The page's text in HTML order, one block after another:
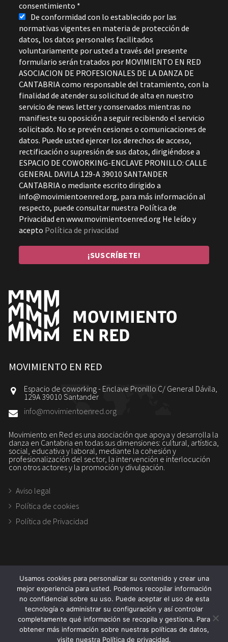
consentimiento *
De conformidad con lo establecido por las
normativas vigentes en materia de protección de
datos, los datos personales facilitados
voluntariamente por usted a través del presente
formulario serán tratados por MOVIMIENTO EN RED
ASOCIACION DE PROFESIONALES DE LA DANZA DE
CANTABRIA como responsable del tratamiento, con la
finalidad de atender su solicitud de alta en nuestro
servicio de news letter y conservados mientras no
manifieste su oposición a seguir recibiendo el servicio
solicitado. No se prevén cesiones o comunicaciones de
datos. Puede usted ejercer los derechos de acceso,
rectificación o supresión de sus datos, dirigiéndose a
ESPACIO DE COWORKING-ENCLAVE PRONILLO: CALLE
GENERAL DAVILA 129-A 39010 SANTANDER
CANTABRIA o mediante escrito dirigido a
info@movimientoenred.org, para más información al
respecto, puede consultar nuestra Política de
Privacidad en www.movimientoenred.org He leído y
acepto Política de privacidad
MOVIMIENTO EN RED
Espacio de coworking - Enclave Pronillo C/ General Dávila,
129A 39010 Santander
info@movimientoenred.org
Movimiento en Red es una asociación que apoya y desarrolla la
danza en Cantabria en todas sus dimensiones: cultural, artística,
social, educativa y laboral, mediante la cohesión y
profesionalización del sector, la intervención e interlocución
con otros actores y la promoción y divulgación.
Aviso legal
Política de cookies
Política de Privacidad
Copyright 2026. Asociación movimiento en RED
Usamos cookies para personalizar su contenido y crear una
mejor experiencia para usted. Podemos recopilar información
no confidencial sobre su uso. Puede aceptar el uso de esta
tecnología o administrar su configuración y así controlar
completamente qué información se recopila y gestiona. Para
obtener más información sobre nuestras políticas de datos,
visite nuestra Política de privacidad.